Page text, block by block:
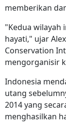
memberikan
"Kedua wilayah
hayati," ujar
Conservation
mengorganisir
Indonesia
utang
2014 yang
menghasilkan